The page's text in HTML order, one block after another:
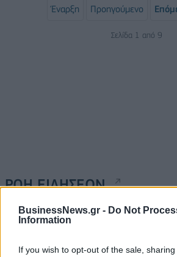
BusinessNews.gr - Do Not
Information
If you wish to opt-out of the sale,
Έναρξη Προηγούμενο
Σελίδα 1 από 9
ΡΟΗ ΕΙΔΗΣΕΩΝ
Από τη Δυτική Αττική στη Νότια
μέτωπα